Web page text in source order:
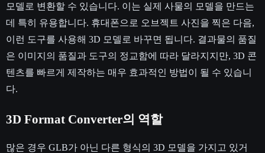
모델로 변환할 수 있습니다. 이는 실제 사물의 모델을 만드는
데 특히 유용합니다. 휴대폰으로 오브젝트 사진을 찍은 다음,
이런 도구를 사용해 3D 모델로 바꾸면 됩니다. 결과물의 품질
은 이미지의 품질과 도구의 정교함에 따라 달라지지만, 3D 콘
텐츠를 빠르게 제작하는 매우 효과적인 방법이 될 수 있습니
다.
3D Format Converter의 역할
많은 경우 GLB가 아닌 다른 형식의 3D 모델을 가지고 있거